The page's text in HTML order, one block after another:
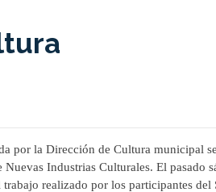
por la Dirección de Cultura municipal
Industrias Culturales. El pasado
realizado por los participantes del